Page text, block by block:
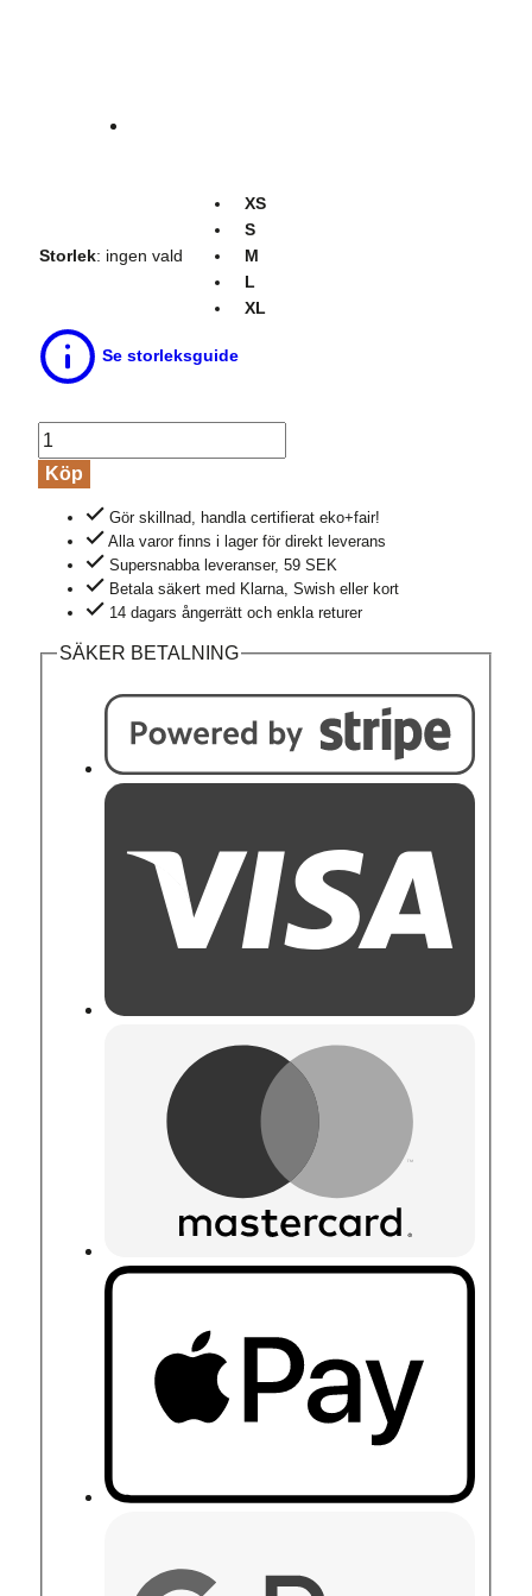
Storlek: ingen vald
XS
S
M
L
XL
Se storleksguide
Brieftrosa
CLARISSA
vit
mängd
Köp
Gör skillnad, handla certifierat eko+fair!
Alla varor finns i lager för direkt leverans
Supersnabba leveranser, 59 SEK
Betala säkert med Klarna, Swish eller kort
14 dagars ångerrätt och enkla returer
SÄKER BETALNING